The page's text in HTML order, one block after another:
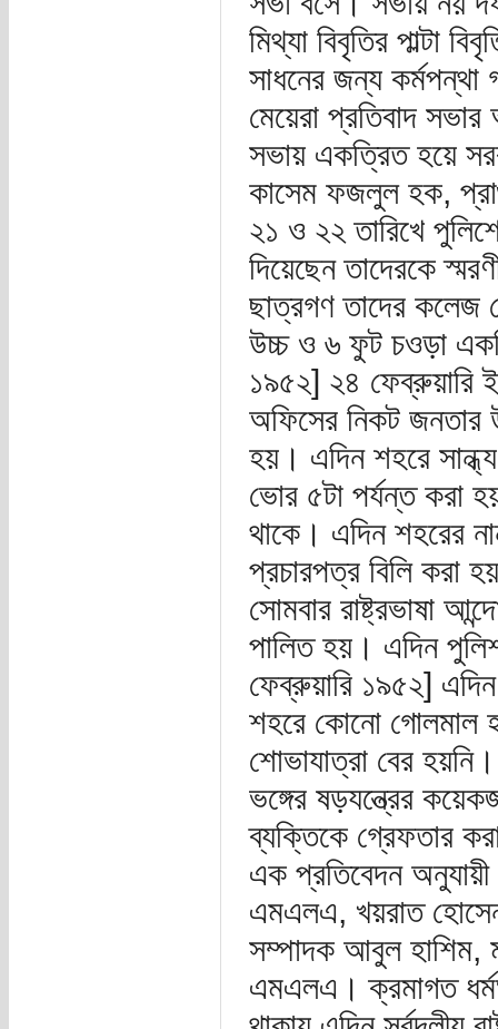
মিথ্যা বিবৃতির পাল্টা
সাধনের জন্য
মেয়েরা প্রতিবাদ
সভায় একত্রিত হয়ে
কাসেম ফজলুল হক,
২১ ও ২২ তারিখে
দিয়েছেন তাদেরকে
ছাত্রগণ তাদের কলেজ
উচ্চ ও ৬ ফুট চওড়া
১৯৫২] ২৪ ফেব্রুয়ারি
অফিসের নিকট জনতার
হয়। এদিন শহরে
ভোর ৫টা পর্যন্ত করা
থাকে। এদিন শহরের
প্রচারপত্র বিলি করা
সোমবার রাষ্ট্রভাষা
পালিত হয়। এদিন
ফেব্রুয়ারি ১৯৫২]
শহরে কোনো গোলমাল
শোভাযাত্রা বের
ভঙ্গের ষড়যন্ত্রের
ব্যক্তিকে গ্রেফতার
এক প্রতিবেদন
এমএলএ, খয়রাত
সম্পাদক আবুল হাশিম,
এমএলএ। ক্রমাগত